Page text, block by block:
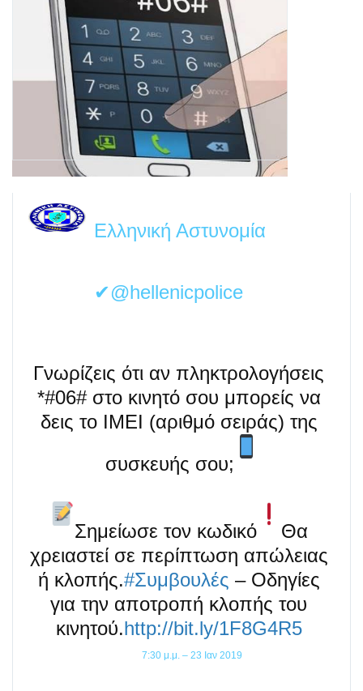
Ελληνική Αστυνομία
✔@hellenicpolice
Γνωρίζεις ότι αν πληκτρολογήσεις
*#06# στο κινητό σου μπορείς να
δεις το IMEI (αριθμό σειράς) της
συσκευής σου;
Σημείωσε τον κωδικό
Θα
χρειαστεί σε περίπτωση απώλειας
ή κλοπής.#Συμβουλές – Οδηγίες
για την αποτροπή κλοπής του
κινητού.http://bit.ly/1F8G4R5
7:30 μ.μ. – 23 Ιαν 2019